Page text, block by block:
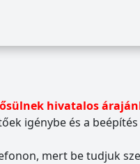
hivatalos
igénybe és a
mert be tudjuk